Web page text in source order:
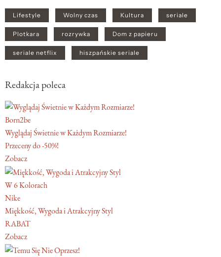
Lifestyle Wolny czas Kultura seriale
Plotkara rozrywka Dom z papieru
seriale netflix hiszpańskie seriale
Redakcja poleca
Born2be
Wyglądaj Świetnie w Każdym Rozmiarze!
Przeceny do -50%!
Zobacz
W 6 Kolorach
Nike
Miękkość, Wygoda i Atrakcyjny Styl
RABAT
Zobacz